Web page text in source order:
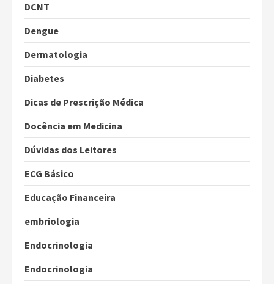
DCNT
Dengue
Dermatologia
Diabetes
Dicas de Prescrição Médica
Docência em Medicina
Dúvidas dos Leitores
ECG Básico
Educação Financeira
embriologia
Endocrinologia
Endocrinologia